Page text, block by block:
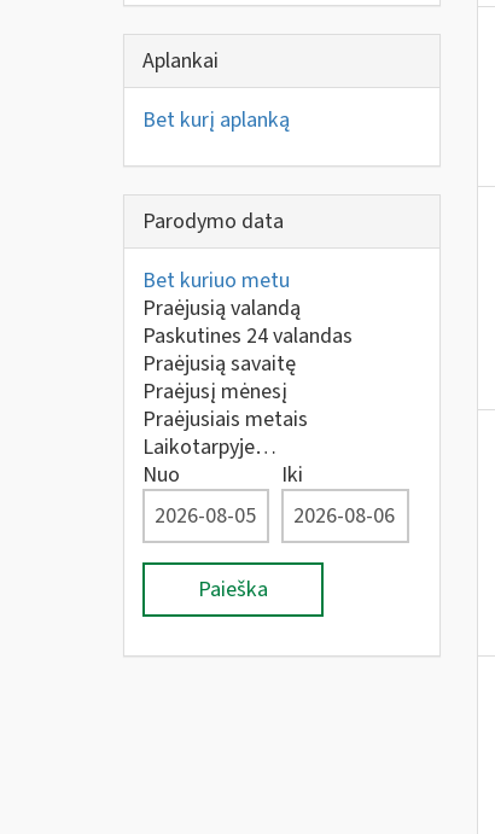
Aplankai
Bet kurį aplanką
Parodymo data
Bet kuriuo metu
Praėjusią valandą
Paskutines 24 valandas
Praėjusią savaitę
Praėjusį mėnesį
Praėjusiais metais
Laikotarpyje…
Nuo
Iki
Paieška